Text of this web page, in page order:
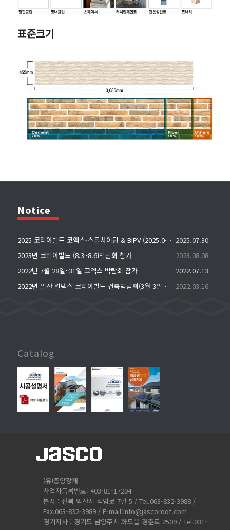
표준크기
Notice
2025 코리아빌드 코엑스-스톤사이딩 & BIPV (2025.07.30 ~ 2025.08.02) 2025.07.30
2023년 코리아빌드 (8.3~8.6)박람회 참가
2023.08.08
2022년 7월 28일~31일 코엑스 박람회 참가
2022.07.13
2022년 일산 킨텍스 코리아빌드 건축박람회(3월 3일~6일)
2022.03.16
Catalog
(유)중앙강재
사업자등록번호: 403-81-17204
본사 : 전북 익산시 석암로 7길 5 / Tel.063-832-3988 /
Fax.063-832-3989 / E-mail:info@jascoroof.com
경기지사 : 경기도 남양주시 화도읍 경춘로 2509 / Tel.031-